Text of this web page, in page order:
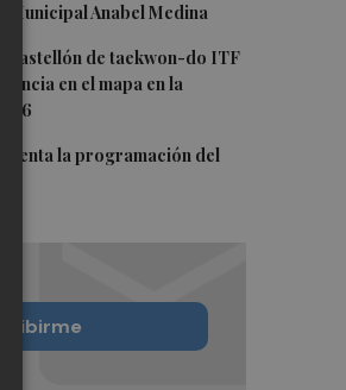
Municipal Anabel Medina
Castellón de taekwon-do ITF
en el mapa en la
26
la programación del